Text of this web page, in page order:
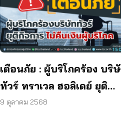
เตือนภัย : ผู้บริโภคร้อง บริ
ทัวร์ ทราเวล ฮอลิเดย์ ยุติ
กิจการ ไม่คืนเงินผู้บริโภค
9 ตุลาคม 2568